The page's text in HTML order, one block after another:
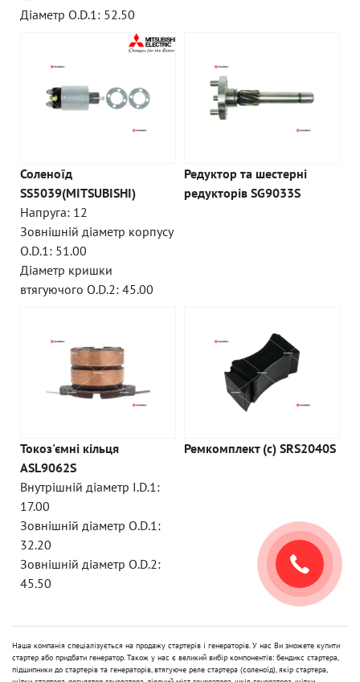
Діаметр O.D.1: 52.50
Соленоїд
SS5039(MITSUBISHI)
Напруга: 12
Зовнішній діаметр корпусу
O.D.1: 51.00
Діаметр кришки
втягуючого O.D.2: 45.00
Редуктор та шестерні
редукторів SG9033S
Токоз'ємні кільця
ASL9062S
Внутрішній діаметр I.D.1:
17.00
Зовнішній діаметр O.D.1:
32.20
Зовнішній діаметр O.D.2:
45.50
Ремкомплект (c) SRS2040S
Наша компанія спеціалізується на продажу стартерів і генераторів. У нас Ви зможете купити
стартер або придбати генератор. Також у нас є великий вибір компонентів: бендикс стартера,
підшипники до стартерів та генераторів, втягуюче реле стартера (соленоїд), якір стартера,